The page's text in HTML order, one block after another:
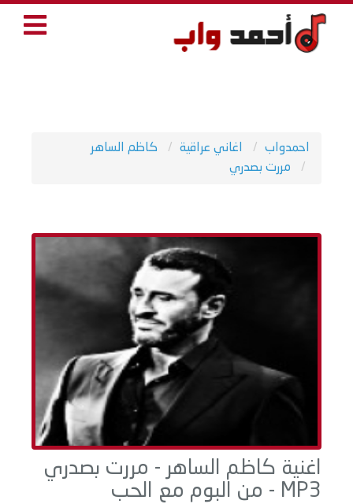
احمدواب اغاني عراقية
كاظم الساهر
مررت بصدري
اغنية كاظم الساهر - مررت بصدري
MP3 - من البوم مع الحب